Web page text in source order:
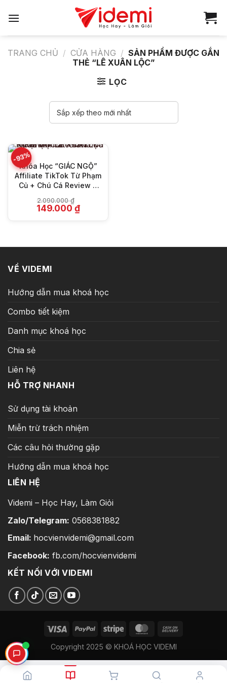
qua
TRANG CHỦ / CỬA HÀNG / SẢN PHẨM ĐƯỢC GẮN
THẺ “LÊ XUÂN LỘC”
LỌC
-93%
Khóa Học “GIÁC NGỘ”
Affiliate TikTok Từ Phạm
Củ + Chú Cá Review +
2.090.000₫
Giá
gốc
149.000 ₫Giá
hiện
VỀ VIDEMI
Hướng dẫn mua khoá học
Combo tiết kiệm
Danh mục khoá học
Chia sẻ
Liên hệ
HỖ TRỢ NHANH
Sử dụng tài khoản
Miễn trừ trách nhiệm
Các câu hỏi thường gặp
Hướng dẫn mua khoá học
LIÊN HỆ
Videmi – Học Hay, Làm Giỏi
Zalo/Telegram: 0568381882
Email: hocvienvidemi@gmail.com
Facebook: fb.com/hocvienvidemi
KẾT NỐI VỚI VIDEMI
Copyright 2025 © KHOÁ HỌC VIDEMI